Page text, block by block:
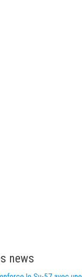
news